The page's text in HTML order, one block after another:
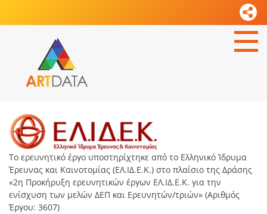
Το ερευνητικό έργο υποστηρίχτηκε από το Ελληνικό Ίδρυμα
Έρευνας και Καινοτομίας (ΕΛ.ΙΔ.Ε.Κ.) στο πλαίσιο της Δράσης
«2η Προκήρυξη ερευνητικών έργων ΕΛ.ΙΔ.Ε.Κ. για την
ενίσχυση των μελών ΔΕΠ και Ερευνητών/τριών» (Αριθμός
Έργου: 3607)